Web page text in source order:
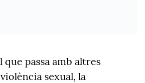
passa amb altres
sexual, la